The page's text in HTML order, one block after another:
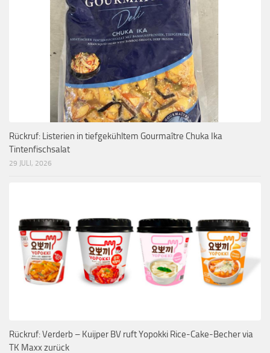
Rückruf: Listerien in tiefgekühltem Gourmaître Chuka Ika
Tintenfischsalat
29 JULI, 2026
Rückruf: Verderb – Kuijper BV ruft Yopokki Rice-Cake-Becher via
TK Maxx zurück